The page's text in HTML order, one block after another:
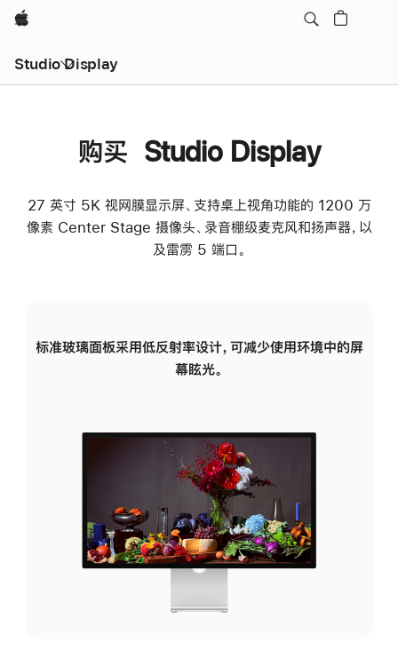
Apple
Studio Display
购买 Studio Display
27 英寸 5K 视网膜显示屏、支持桌上视角功能的 1200 万
像素 Center Stage 摄像头、录音棚级麦克风和扬声器，以
及雷雳 5 端口。
标准玻璃面板采用低反射率设计，可减少使用环境中的屏
幕眩光。